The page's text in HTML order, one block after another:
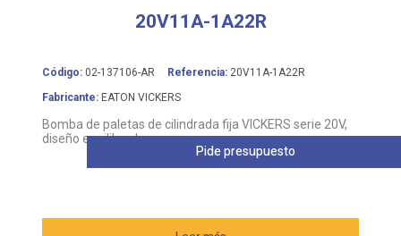
20V11A-1A22R
Código: 02-137106-AR Referencia: 20V11A-1A22R
Fabricante: EATON VICKERS
Bomba de paletas de cilindrada fija VICKERS serie 20V,
diseño equilibrado
Pide presupuesto